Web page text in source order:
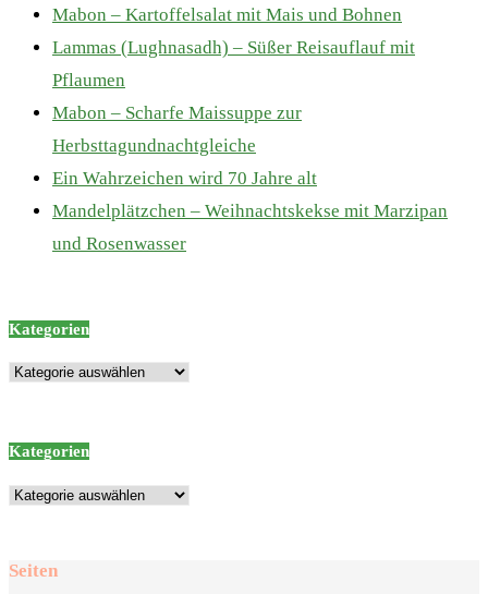
Mabon – Kartoffelsalat mit Mais und Bohnen
Lammas (Lughnasadh) – Süßer Reisauflauf mit
Pflaumen
Mabon – Scharfe Maissuppe zur
Herbsttagundnachtgleiche
Ein Wahrzeichen wird 70 Jahre alt
Mandelplätzchen – Weihnachtskekse mit Marzipan
und Rosenwasser
Kategorien
Kategorien
Kategorien
Kategorien
Seiten